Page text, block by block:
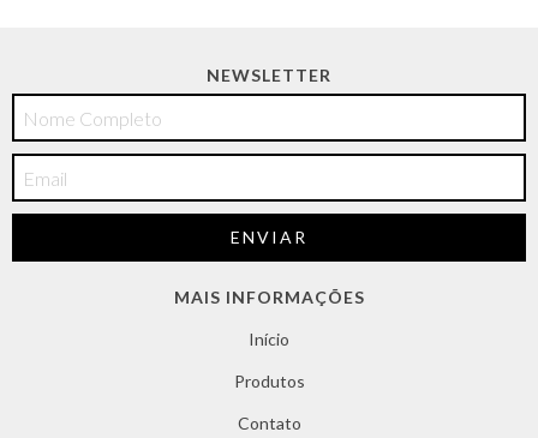
NEWSLETTER
MAIS INFORMAÇÕES
Início
Produtos
Contato